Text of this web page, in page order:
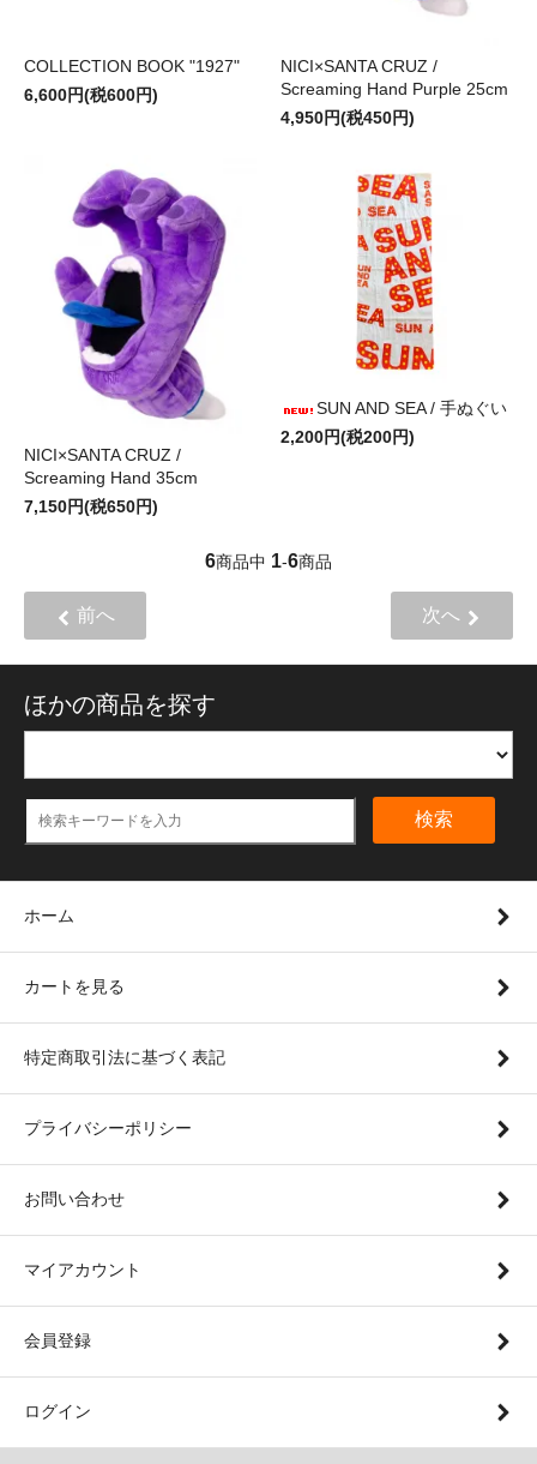
COLLECTION BOOK "1927"
6,600円(税600円)
NICI×SANTA CRUZ /
Screaming Hand Purple 25cm
4,950円(税450円)
NICI×SANTA CRUZ /
Screaming Hand 35cm
7,150円(税650円)
SUN AND SEA / 手ぬぐい
2,200円(税200円)
6商品中 1-6商品
前へ 次へ
ほかの商品を探す
検索
ホーム
カートを見る
特定商取引法に基づく表記
プライバシーポリシー
お問い合わせ
マイアカウント
会員登録
ログイン